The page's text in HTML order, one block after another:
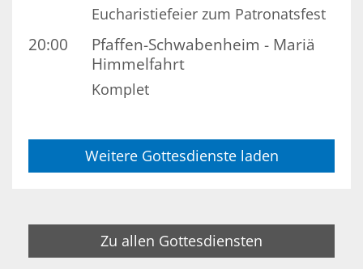
Eucharistiefeier zum Patronatsfest
20:00
Pfaffen-Schwabenheim - Mariä
Himmelfahrt
Komplet
Weitere Gottesdienste laden
Zu allen Gottesdiensten